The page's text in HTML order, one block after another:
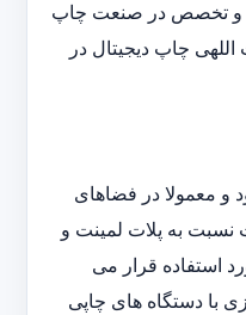
و تخصص در صنعت چاپ
چاپ دیجیتال در
و معمولا در فضاهای
به پلات لمینت و
استفاده قرار می
با دستگاه های چاپی